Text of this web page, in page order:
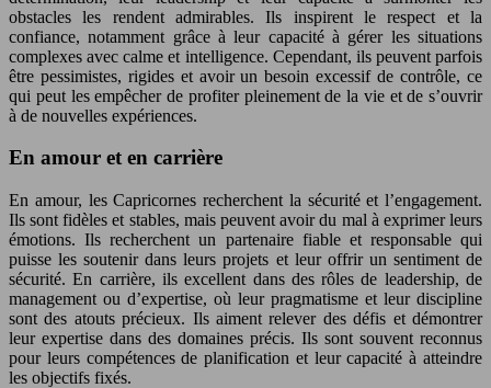
obstacles les rendent admirables. Ils inspirent le respect et la
confiance, notamment grâce à leur capacité à gérer les situations
complexes avec calme et intelligence. Cependant, ils peuvent parfois
être pessimistes, rigides et avoir un besoin excessif de contrôle, ce
qui peut les empêcher de profiter pleinement de la vie et de s’ouvrir
à de nouvelles expériences.
En amour et en carrière
En amour, les Capricornes recherchent la sécurité et l’engagement.
Ils sont fidèles et stables, mais peuvent avoir du mal à exprimer leurs
émotions. Ils recherchent un partenaire fiable et responsable qui
puisse les soutenir dans leurs projets et leur offrir un sentiment de
sécurité. En carrière, ils excellent dans des rôles de leadership, de
management ou d’expertise, où leur pragmatisme et leur discipline
sont des atouts précieux. Ils aiment relever des défis et démontrer
leur expertise dans des domaines précis. Ils sont souvent reconnus
pour leurs compétences de planification et leur capacité à atteindre
les objectifs fixés.